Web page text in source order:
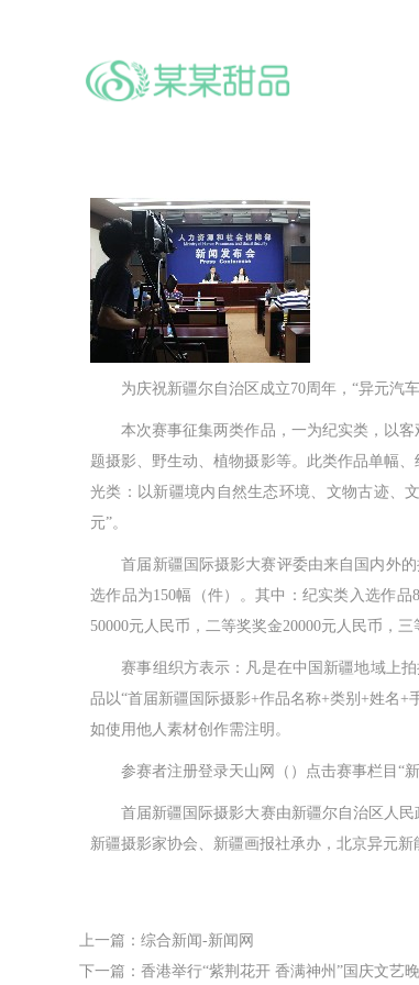
为庆祝新疆尔自治区成立70周年，“异元汽车
本次赛事征集两类作品，一为纪实类，以客
题摄影、野生动、植物摄影等。此类作品单幅
光类：以新疆境内自然生态环境、文物古迹、
元”。
首届新疆国际摄影大赛评委由来自国内外的
选作品为150幅（件）。其中：纪实类入选作
50000元人民币，二等奖奖金20000元人民币，三
赛事组织方表示：凡是在中国新疆地域上拍
品以“首届新疆国际摄影+作品名称+类别+姓名
如使用他人素材创作需注明。
参赛者注册登录天山网（）点击赛事栏目“新
首届新疆国际摄影大赛由新疆尔自治区人民
新疆摄影家协会、新疆画报社承办，北京异元新
上一篇：综合新闻-新闻网
下一篇：香港举行“紫荆花开 香满神州”国庆文艺